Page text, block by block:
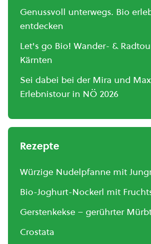
Genussvoll unterwegs. Bio
entdecken
Let's go Bio! Wander- &
Kärnten
Sei dabei bei der Mira und
Erlebnistour in NÖ 2026
Rezepte
Würzige Nudelpfanne mit
Bio-Joghurt-Nockerl mit
Gerstenkekse – gerührter
Crostata